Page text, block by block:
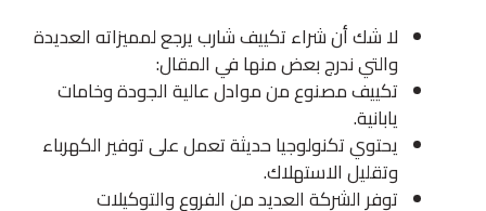
لا شك أن شراء تكييف شارب يرجع لمميزاته العديدة
والتي ندرج بعض منها في المقال:
تكييف مصنوع من موادل عالية الجودة وخامات
يابانية.
يحتوي تكنولوجيا حديثة تعمل على توفير الكهرباء
وتقليل الاستهلاك.
توفر الشركة العديد من الفروع والتوكيلات